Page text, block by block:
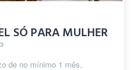
SÓ PARA MULHER
de no mínimo 1 mês,